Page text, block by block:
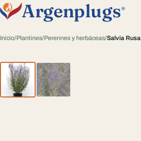
Argenplugs®
Inicio/Plantines/Perennes y herbáceas/Salvia Rusa